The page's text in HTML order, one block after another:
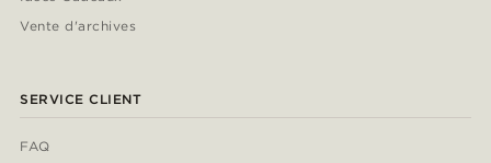
Vente d'archives
SERVICE CLIENT
FAQ